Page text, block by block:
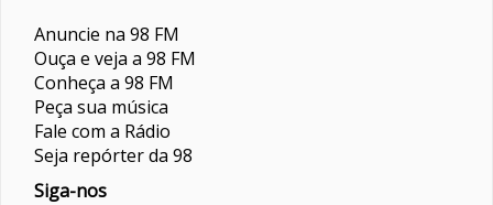
Anuncie na 98 FM
Ouça e veja a 98 FM
Conheça a 98 FM
Peça sua música
Fale com a Rádio
Seja repórter da 98
Siga-nos